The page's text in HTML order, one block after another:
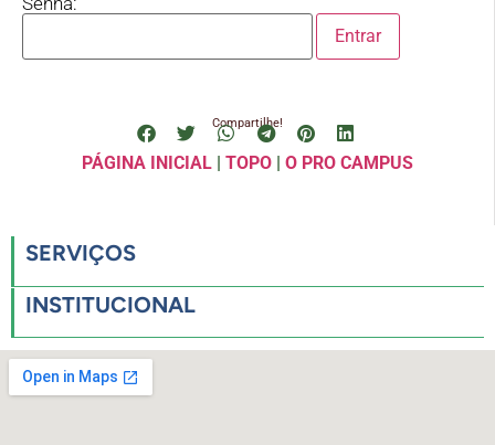
Compartilhe!
PÁGINA INICIAL| TOPO| O PRO CAMPUS
SERVIÇOS
INSTITUCIONAL